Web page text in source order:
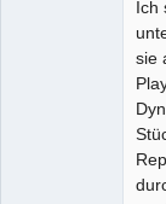
Ich
sie